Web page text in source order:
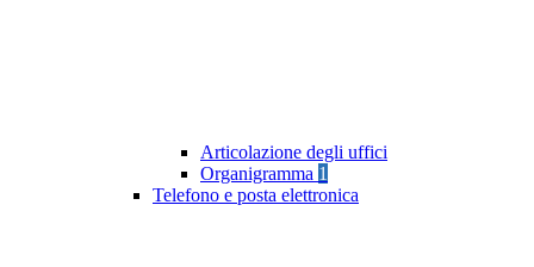
Articolazione degli uffici
Organigramma 1
Telefono e posta elettronica